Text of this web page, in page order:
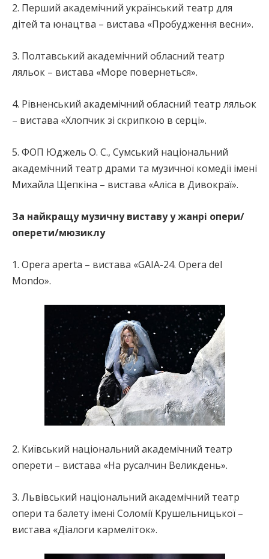
2. Перший академічний український театр для
дітей та юнацтва – вистава «Пробудження весни».
3. Полтавський академічний обласний театр
ляльок – вистава «Море повернеться».
4. Рівненський академічний обласний театр ляльок
– вистава «Хлопчик зі скрипкою в серці».
5. ФОП Юджель О. С., Сумський національний
академічний театр драми та музичної комедії імені
Михайла Щепкіна – вистава «Аліса в Дивокраї».
За найкращу музичну виставу у жанрі опери/
оперети/мюзиклу
1. Opera aperta – вистава «GAIA-24. Opera del
Mondo».
2. Київський національний академічний театр
оперети – вистава «На русалчин Великдень».
3. Львівський національний академічний театр
опери та балету імені Соломії Крушельницької –
вистава «Діалоги кармеліток».